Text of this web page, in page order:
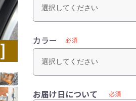
カラー 必須
お届け日について 必須